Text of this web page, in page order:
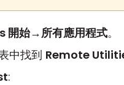
開始→所有應用程式。
中找到 Remote
: